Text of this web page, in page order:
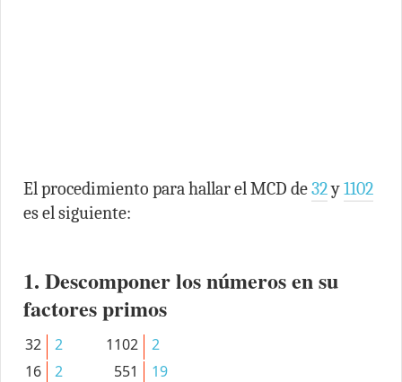
El procedimiento para hallar el MCD de32y1102
es el siguiente:
1. Descomponer los números en su
factores primos
32
2
16
2
1102
2
551
19